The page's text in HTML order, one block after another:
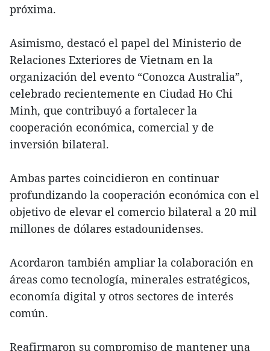
próxima.
Asimismo, destacó el papel del Ministerio de
Relaciones Exteriores de Vietnam en la
organización del evento “Conozca Australia”,
celebrado recientemente en Ciudad Ho Chi
Minh, que contribuyó a fortalecer la
cooperación económica, comercial y de
inversión bilateral.
Ambas partes coincidieron en continuar
profundizando la cooperación económica con el
objetivo de elevar el comercio bilateral a 20 mil
millones de dólares estadounidenses.
Acordaron también ampliar la colaboración en
áreas como tecnología, minerales estratégicos,
economía digital y otros sectores de interés
común.
Reafirmaron su compromiso de mantener una